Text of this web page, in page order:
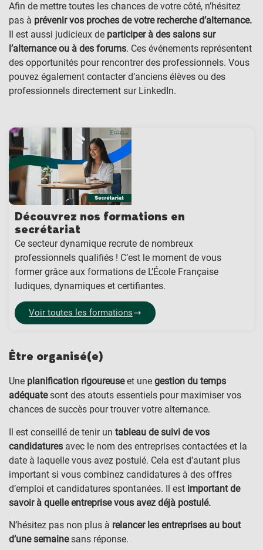
Afin de mettre toutes les chances de votre côté, n’hésitez
pas à prévenir vos proches de votre recherche d’alternance.
Il est aussi judicieux de participer à des salons sur
l’alternance ou à des forums. Ces événements représentent
des opportunités pour rencontrer des professionnels. Vous
pouvez également contacter d’anciens élèves ou des
professionnels directement sur LinkedIn.
Découvrez nos formations en
secrétariat
Ce secteur dynamique recrute de nombreux
professionnels qualifiés ! C’est le moment de vous
former grâce aux formations de L’École Française
ludiques, dynamiques et certifiantes.
Voir toutes les formations
Être organisé(e)
Une planification rigoureuseet une gestion du temps
adéquatesont des atouts essentiels pour maximiser vos
chances de succès pour trouver votre alternance.
Il est conseillé de tenir un tableau de suivi de vos
candidatures avec le nom des entreprises contactées et la
date à laquelle vous avez postulé. Cela est d’autant plus
important si vous combinez candidatures à des offres
d’emploi et candidatures spontanées. Il est important de
savoir à quelle entreprise vous avez déjà postulé.
N’hésitez pas non plus à relancer les entreprises au bout
d’une semainesans réponse.